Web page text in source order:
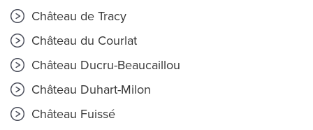
Château de Tracy
Château du Courlat
Château Ducru-Beaucaillou
Château Duhart-Milon
Château Fuissé